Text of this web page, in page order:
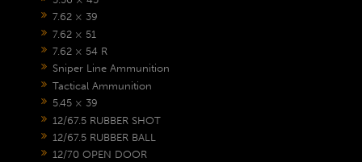
7.62 × 39
7.62 × 51
7.62 × 54 R
Sniper Line Ammunition
Tactical Ammunition
5.45 × 39
12/67.5 RUBBER SHOT
12/67.5 RUBBER BALL
12/70 OPEN DOOR